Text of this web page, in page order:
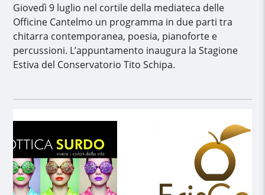
Giovedì 9 luglio nel cortile della mediateca delle
Officine Cantelmo un programma in due parti tra
chitarra contemporanea, poesia, pianoforte e
percussioni. L’appuntamento inaugura la Stagione
Estiva del Conservatorio Tito Schipa.